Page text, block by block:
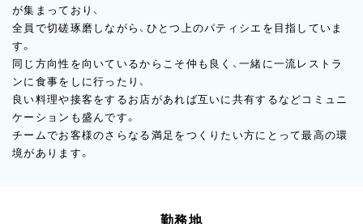
が集まっており、
全員で切磋琢磨しながら、ひとつ上のパティシエを目指していま
す。
同じ方向性を向いているからこそ仲も良く、一緒に一流レストラ
ンに食事をしに行ったり、
良い料理や接客をするお店があれば互いに共有するなどコミュニ
ケーションも盛んです。
チームでお客様のさらなる満足をつくりたい方にとって最高の環
境があります。
勤務地